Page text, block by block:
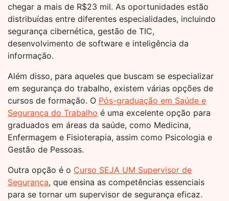
chegar a mais de R$23 mil. As oportunidades estão
distribuídas entre diferentes especialidades, incluindo
segurança cibernética, gestão de TIC,
desenvolvimento de software e inteligência da
informação.
Além disso, para aqueles que buscam se especializar
em segurança do trabalho, existem várias opções de
cursos de formação. O Pós-graduação em Saúde e
Segurança do Trabalho é uma excelente opção para
graduados em áreas da saúde, como Medicina,
Enfermagem e Fisioterapia, assim como Psicologia e
Gestão de Pessoas.
Outra opção é o Curso SEJA UM Supervisor de
Segurança, que ensina as competências essenciais
para se tornar um supervisor de segurança eficaz.